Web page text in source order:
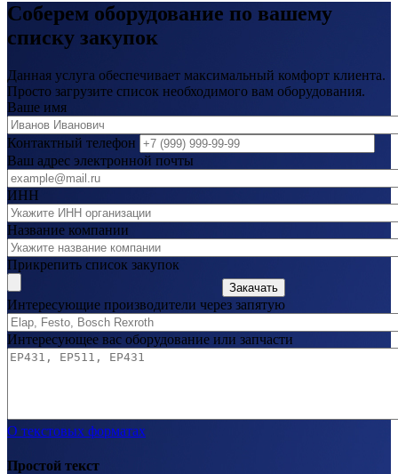
Соберем оборудование по вашему
списку закупок
Данная услуга обеспечивает максимальный комфорт клиента.
Просто загрузите список необходимого вам оборудования.
Ваше имя
Контактный телефон
Ваш адрес электронной почты
ИНН
Название компании
Прикрепить список закупок
Закачать
Интересующие производители через запятую
Интересующее вас оборудование или запчасти
О текстовых форматах
Простой текст